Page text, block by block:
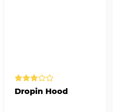
Dropin Hood